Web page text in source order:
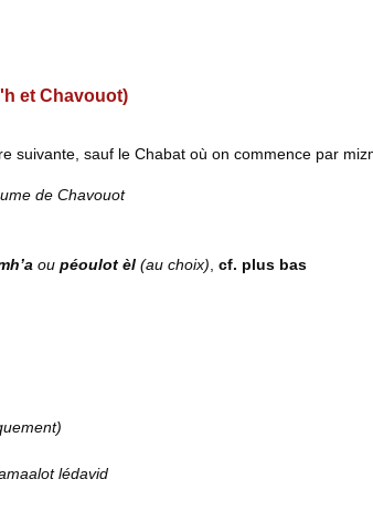
et Chavouot)
suivante, sauf le Chabat où on commence par
de Chavouot
ou péoulot èl (au choix) cf. plus bas
lédavid